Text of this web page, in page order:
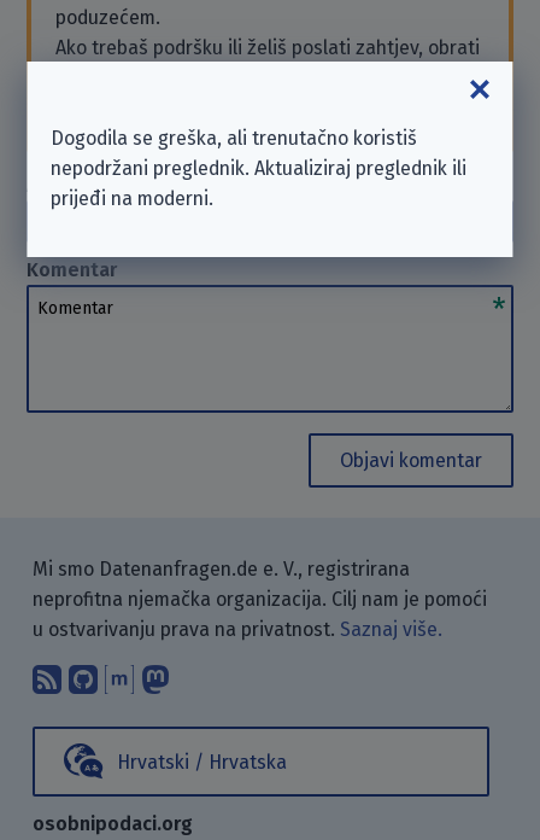
poduzećem.
Ako trebaš podršku ili želiš poslati zahtjev, obrati
Autor(opcionalno)
Autor
Komentar
Komentar
Objavi komentar
Mi smo Datenanfragen.de e. V., registrirana
neprofitna njemačka organizacija. Cilj nam je pomoći
u ostvarivanju prava na privatnost. Saznaj više.
Pretplati se na naš blog koristeći
Pronađi nas na GitHubu.
Raspravljaj s nama putem
Hrvatski / Hrvatska
osobnipodaci.org
Dogodila se greška, ali trenutačno koristiš
nepodržani preglednik. Aktualiziraj preglednik ili
prijeđi na moderni.